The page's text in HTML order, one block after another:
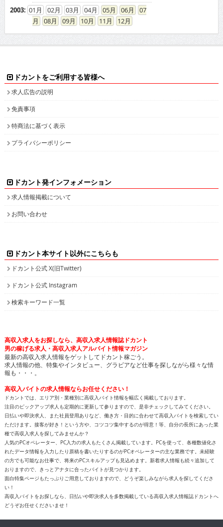
2003: 01 02 03 04 05 06
07
08
09 10 11 12
ドカントをご利用する皆様へ
求人広告の説明
免責事項
特商法に基づく表示
プライバシーポリシー
ドカント発インフォメーション
求人情報掲載について
お問い合わせ
ドカント本サイト以外にこちらも
ドカント公式 X(旧Twitter)
ドカント公式 Instagram
検索キーワード一覧
高収入求人をお探しなら、高収入求人情報誌ドカント
男の稼げる求人・高収入求人アルバイト情報マガジン
最新の高収入求人情報をゲットしてドカント稼ごう。
求人情報の他、特集やインタビュー、グラビアなど仕事を探しながら様々な情
報も・・・。
高収入バイトの求人情報ならお任せください！
ドカントでは、エリア別・業種別に高収入バイト情報を幅広く掲載しております。
注目のピックアップ求人も定期的に更新して参りますので、是非チェックしてみてください。
日払いや即決求人、また社員登用ありなど、働き方・目的に合わせて高収入バイトを検索してい
ただけます。接客が好き！という方や、コツコツ集中するのが得意！等、自分の長所にあった業
種で高収入求人を探してみませんか？
人気のPCオペレーター、PC入力の求人もたくさん掲載しています。PCを使って、各種数値化さ
れたデータ情報を入力したり原稿を書いたりするのがPCオペレーターの主な業務です。未経験
の方でも可能なお仕事で、将来のPCスキルアップも見込めます。新着求人情報も続々追加して
おりますので、きっとアナタに合ったバイトが見つかります。
面白特集ページもたっぷりご用意しておりますので、どうぞ楽しみながら求人を探してくださ
い！
高収入バイトをお探しなら、日払いや即決求人を多数掲載している高収入求人情報誌ドカントへ
どうぞお任せくださいませ！